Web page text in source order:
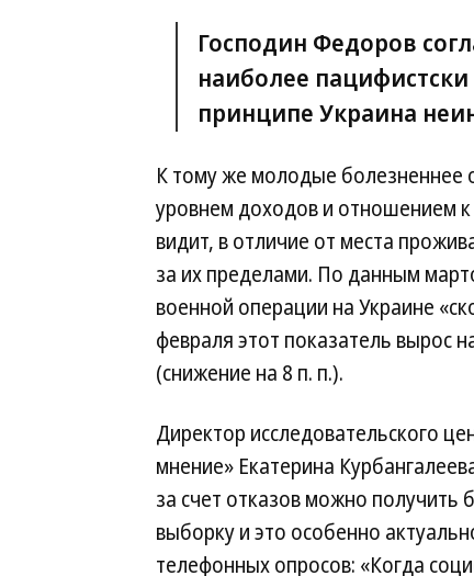
Господин Федоров
наиболее
принципе Украина
К тому же молодые
уровнем доходов и отношением
видит, в отличие от места
за их пределами. По данным
военной операции на Украине
февраля этот показатель вырос
(снижение на 8 п. п.).
Директор исследовательского
мнение» Екатерина
за счет отказов можно получить
выборку и это особенно
телефонных опросов: «Когда